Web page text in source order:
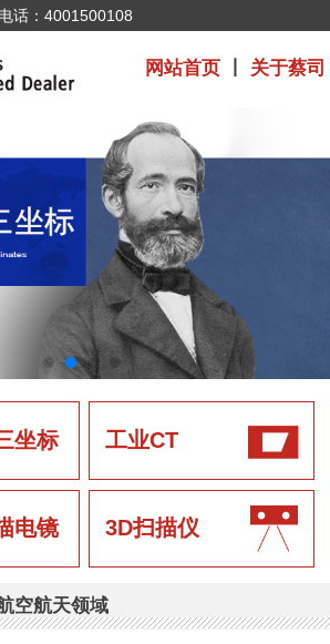
话：4001500108
网站首页丨 关于蔡司
坐标 工业CT
电镜 3D扫描仪
空航天领域